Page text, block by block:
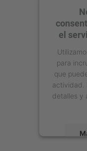
el
para
que
actividad.
detalles y